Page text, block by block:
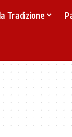
Tradizione